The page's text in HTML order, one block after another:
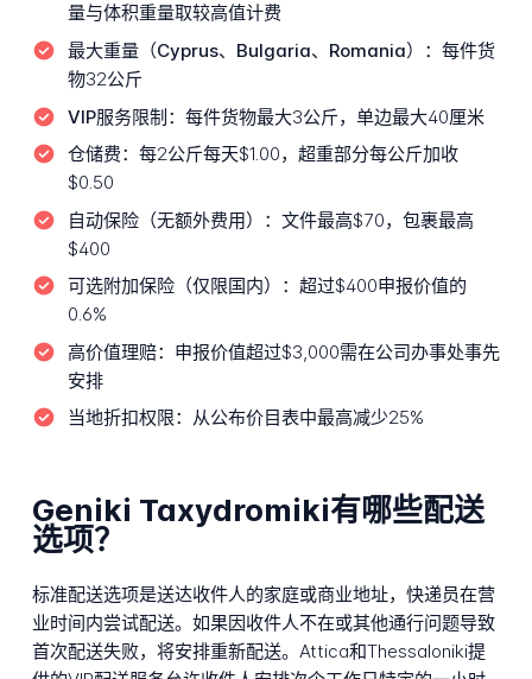
量与体积重量取较高值计费
最大重量（Cyprus、Bulgaria、Romania）： 每件货
物32公斤
VIP服务限制： 每件货物最大3公斤，单边最大40厘米
仓储费： 每2公斤每天$1.00，超重部分每公斤加收
$0.50
自动保险（无额外费用）： 文件最高$70，包裹最高
$400
可选附加保险（仅限国内）： 超过$400申报价值的
0.6%
高价值理赔： 申报价值超过$3,000需在公司办事处事先
安排
当地折扣权限： 从公布价目表中最高减少25%
Geniki Taxydromiki有哪些配送
选项？
标准配送选项是送达收件人的家庭或商业地址，快递员在营
业时间内尝试配送。如果因收件人不在或其他通行问题导致
首次配送失败，将安排重新配送。Attica和Thessaloniki提